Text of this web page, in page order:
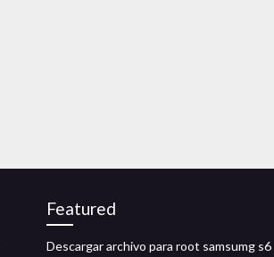
Featured
Descargar archivo para root samsumg s6